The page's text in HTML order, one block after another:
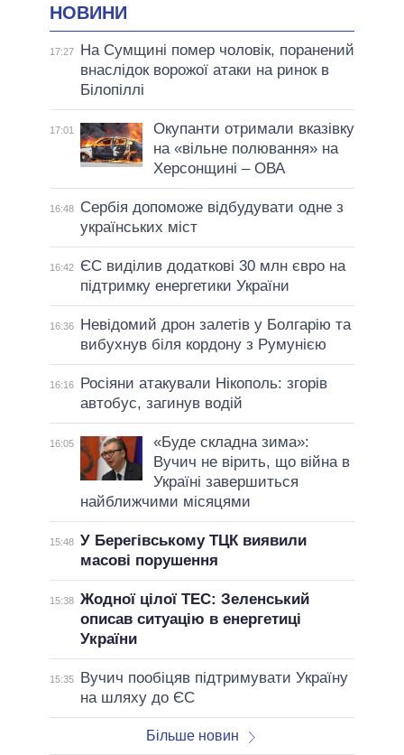
НОВИНИ
17:27
На Сумщині помер чоловік, поранений
внаслідок ворожої атаки на ринок в
Білопіллі
17:01
Окупанти отримали вказівку
на «вільне полювання» на
Херсонщині – ОВА
16:48
Сербія допоможе відбудувати одне з
українських міст
16:42
ЄС виділив додаткові 30 млн євро на
підтримку енергетики України
16:36
Невідомий дрон залетів у Болгарію та
вибухнув біля кордону з Румунією
16:16
Росіяни атакували Нікополь: згорів
автобус, загинув водій
16:05
«Буде складна зима»:
Вучич не вірить, що війна в
Україні завершиться
найближчими місяцями
15:48 У Берегівському ТЦК виявили
масові порушення
15:38 Жодної цілої ТЕС: Зеленський
описав ситуацію в енергетиці
України
15:35
Вучич пообіцяв підтримувати Україну
на шляху до ЄС
Більше новин